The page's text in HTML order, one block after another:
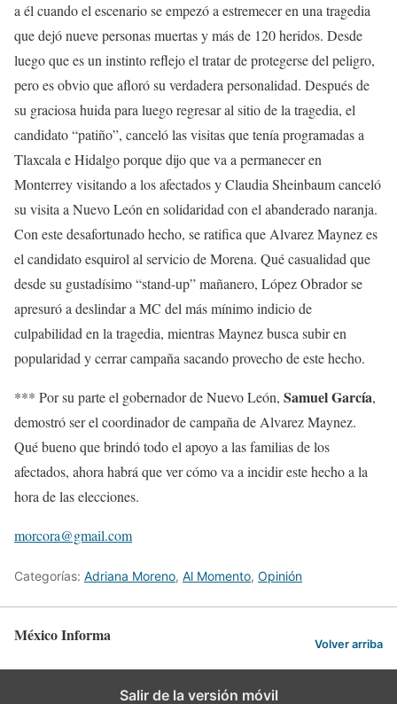
a él cuando el escenario se empezó a estremecer en una tragedia
que dejó nueve personas muertas y más de 120 heridos. Desde
luego que es un instinto reflejo el tratar de protegerse del peligro,
pero es obvio que afloró su verdadera personalidad. Después de
su graciosa huida para luego regresar al sitio de la tragedia, el
candidato “patiño”, canceló las visitas que tenía programadas a
Tlaxcala e Hidalgo porque dijo que va a permanecer en
Monterrey visitando a los afectados y Claudia Sheinbaum canceló
su visita a Nuevo León en solidaridad con el abanderado naranja.
Con este desafortunado hecho, se ratifica que Alvarez Maynez es
el candidato esquirol al servicio de Morena. Qué casualidad que
desde su gustadísimo “stand-up” mañanero, López Obrador se
apresuró a deslindar a MC del más mínimo indicio de
culpabilidad en la tragedia, mientras Maynez busca subir en
popularidad y cerrar campaña sacando provecho de este hecho.
*** Por su parte el gobernador de Nuevo León, Samuel García,
demostró ser el coordinador de campaña de Alvarez Maynez.
Qué bueno que brindó todo el apoyo a las familias de los
afectados, ahora habrá que ver cómo va a incidir este hecho a la
hora de las elecciones.
morcora@gmail.com
Categorías: Adriana Moreno, Al Momento, Opinión
México Informa Volver arriba
Salir de la versión móvil